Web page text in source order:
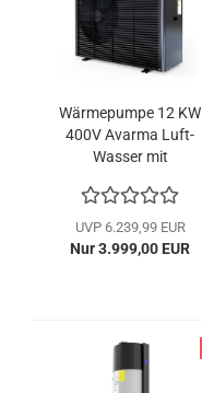
Wärmepumpe 12 KW
400V Avarma Luft-
Wasser mit
Monoblock Hofman
Energy
UVP 6.239,99 EUR
Nur 3.999,00 EUR